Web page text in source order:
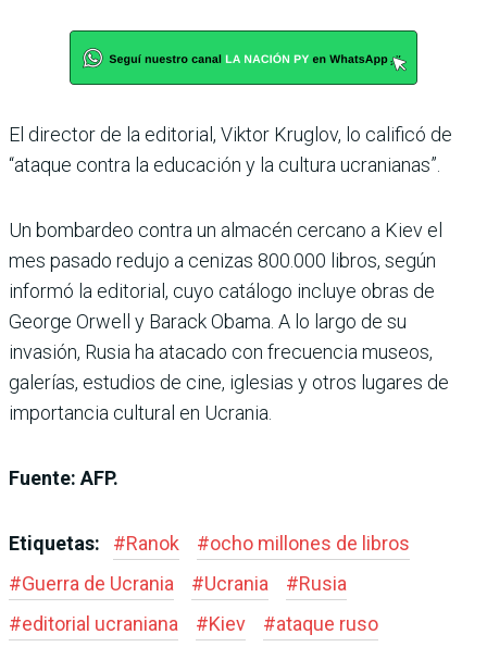
El director de la editorial, Viktor Kruglov, lo calificó de
“ataque contra la educación y la cultura ucranianas”.
Un bombardeo contra un almacén cercano a Kiev el
mes pasado redujo a cenizas 800.000 libros, según
informó la editorial, cuyo catálogo incluye obras de
George Orwell y Barack Obama. A lo largo de su
invasión, Rusia ha atacado con frecuencia museos,
galerías, estudios de cine, iglesias y otros lugares de
importancia cultural en Ucrania.
Fuente: AFP.
Etiquetas: #Ranok #ocho millones de libros
#Guerra de Ucrania #Ucrania #Rusia
#editorial ucraniana #Kiev #ataque ruso